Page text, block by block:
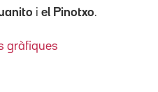
i el Pinotxo.
gràfiques